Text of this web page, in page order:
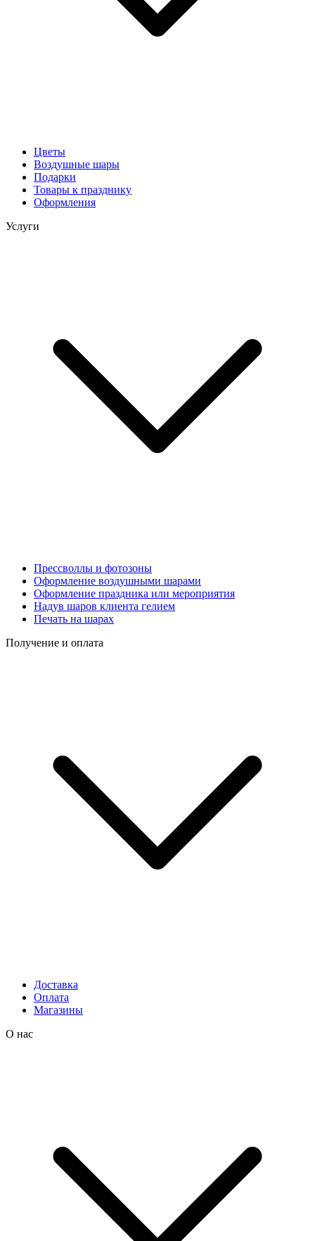
Цветы
Воздушные шары
Подарки
Товары к празднику
Оформления
Услуги
Прессволлы и фотозоны
Оформление воздушными шарами
Оформление праздника или мероприятия
Надув шаров клиента гелием
Печать на шарах
Получение и оплата
Доставка
Оплата
Магазины
О нас